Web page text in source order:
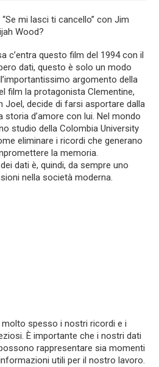
mi lasci ti cancello” con Jim
Wood?
c’entra questo film del 1994 con il
dati, questo è solo un modo
argomento della
film la protagonista Clementine,
Joel, decide di farsi asportare dalla
storia d’amore con lui. Nel mondo
studio della Colombia University
eliminare i ricordi che generano
la memoria.
dati è, quindi, da sempre uno
nella società moderna.
spesso i nostri ricordi e i
È importante che i nostri dati
rappresentare sia momenti
utili per il nostro lavoro.